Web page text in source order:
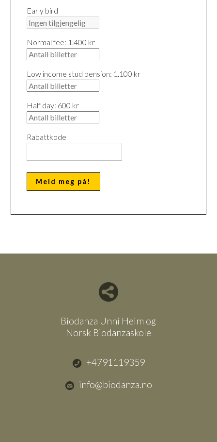
Early bird
Normal fee: 1.400 kr
Low income stud pension: 1.100 kr
Half day: 600 kr
Rabattkode
Biodanza Unni Heim og
Norsk Biodanzaskole
+4791119359
info@biodanza.no